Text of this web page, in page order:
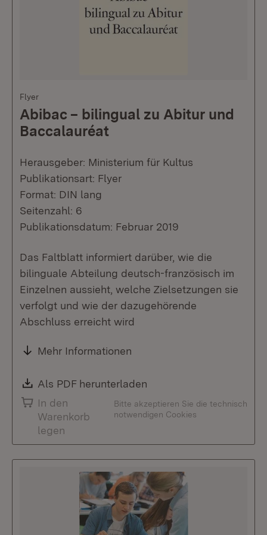
Flyer
Abibac – bilingual zu Abitur und
Baccalauréat
Herausgeber: Ministerium für Kultus
Publikationsart: Flyer
Format: DIN lang
Seitenzahl: 6
Publikationsdatum: Februar 2019
Das Faltblatt informiert darüber, wie die
bilinguale Abteilung deutsch-französisch im
Einzelnen aussieht, welche Zielsetzungen sie
verfolgt und wie der dazugehörende
Abschluss erreicht wird
Mehr Informationen
Download:
Als PDF herunterladen
In den
Warenkorb
legen
Bitte akzeptieren Sie die technisch
notwendigen Cookies